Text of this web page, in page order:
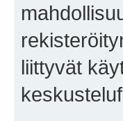
liittyvät